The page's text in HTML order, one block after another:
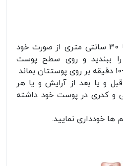
اسپری را در فاصله 25 تا 30 سانتی متری از صورت خود
ببندید و روی سطح پوست
و یا بعد از آرایش و یا هر
و کدرى در پوست خود داشته
خودداری نمایید.